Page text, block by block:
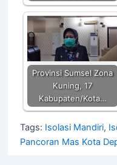
Provinsi Sumsel Zona
Kuning, 17
Kabupaten/Kota…
Tags: Isolasi Mandiri,
Pancoran Mas Kota